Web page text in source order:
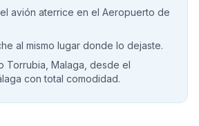
avión aterrice en el Aeropuerto de
al mismo lugar donde lo dejaste.
Torrubia, Malaga, desde el
con total comodidad.